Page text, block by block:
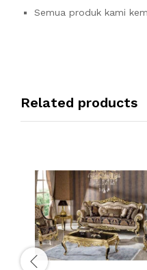
Semua produk kami
Related products